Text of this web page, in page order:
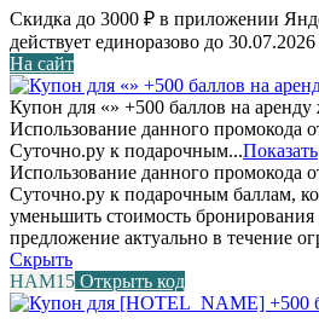
Скидка до 3000 ₽ в приложении
действует единоразово до 30.07.2026
На сайт
Купон для «» +500 баллов на аренду
Использование данного промокода
Суточно.ру к подарочным...Показать
Использование данного промокода
Суточно.ру к подарочным баллам,
уменьшить стоимость
предложение актуально в течение
Скрыть
НАМ15 Открыть код